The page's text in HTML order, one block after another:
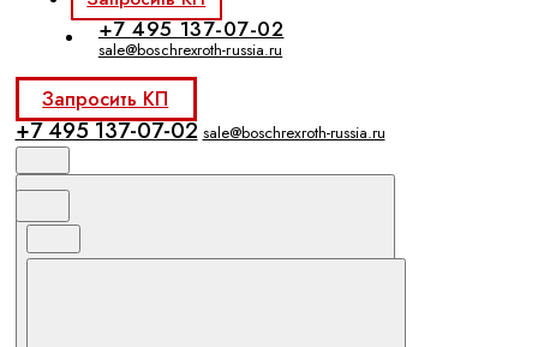
+7 495 137-07-02
sale@boschrexroth-russia.ru
Запросить КП
+7 495 137-07-02 sale@boschrexroth-russia.ru